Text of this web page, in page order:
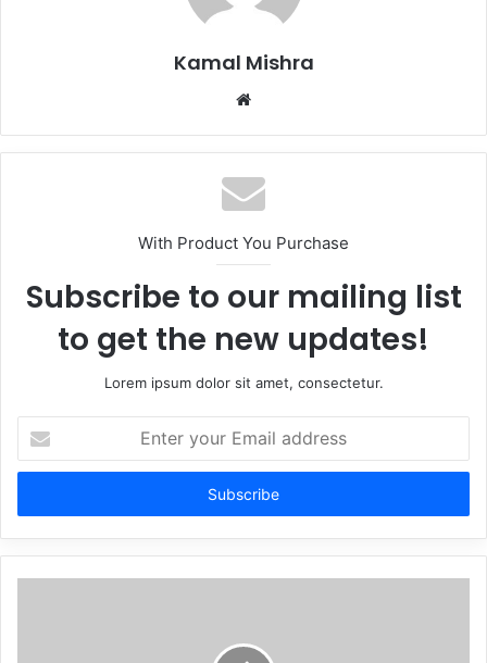
Kamal Mishra
Website
With Product You Purchase
Subscribe to our mailing list
to get the new updates!
Lorem ipsum dolor sit amet, consectetur.
your
Email